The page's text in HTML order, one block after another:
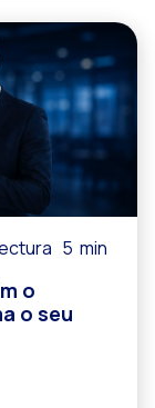
5 min
o
o seu